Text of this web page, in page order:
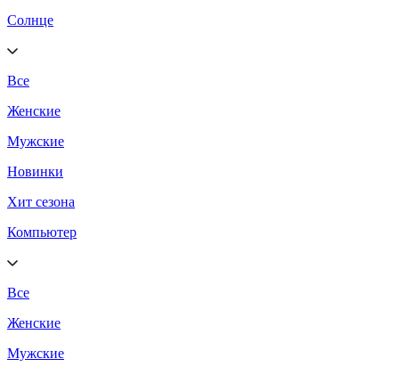
Солнце
Все
Женские
Мужские
Новинки
Хит сезона
Компьютер
Все
Женские
Мужские